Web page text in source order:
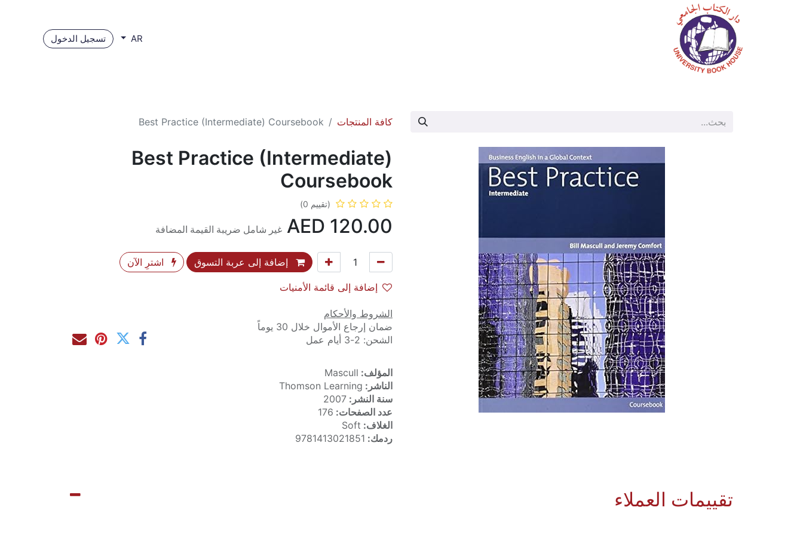
AR تسجيل الدخول
كافة المنتجات Best Practice (Intermediate) Coursebook
Best Practice (Intermediate)
Coursebook
(تقييم 0)
120.00 غير شامل ضريبة القيمة المضافة
إضافة إلى عربة التسوق اشترِ الآن
إضافة إلى قائمة الأمنيات
الشروط والأحكام
ضمان إرجاع الأموال خلال 30 يوماً
الشحن: 2-3 أيام عمل
المؤلف: Mascull
الناشر: Thomson Learning
سنة النشر: 2007
عدد الصفحات: 176
الغلاف: Soft
ردمك: 9781413021851
تقييمات العملاء